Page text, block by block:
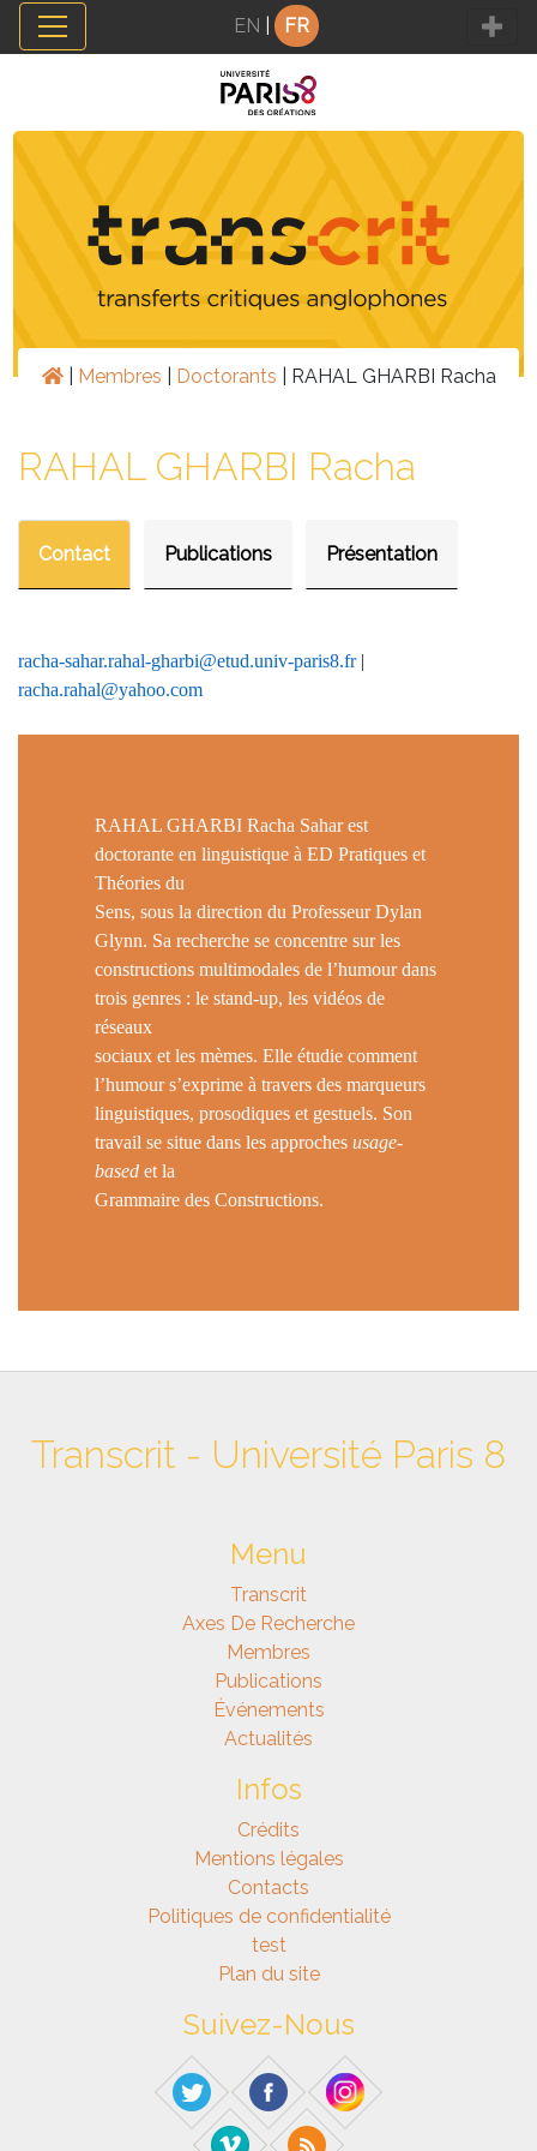
Panneau de gestion des cookies
EN FR
Membres Doctorants RAHAL GHARBI Racha
RAHAL GHARBI Racha
Contact Publications Présentation
racha-sahar.rahal-gharbi@etud.univ-paris8.fr
racha.rahal@yahoo.com
RAHAL GHARBI Racha Sahar est
doctorante en linguistique à ED Pratiques et
Théories du
Sens, sous la direction du Professeur Dylan
Glynn. Sa recherche se concentre sur les
constructions multimodales de l’humour dans
trois genres : le stand-up, les vidéos de
réseaux
sociaux et les mèmes. Elle étudie comment
l’humour s’exprime à travers des marqueurs
linguistiques, prosodiques et gestuels. Son
travail se situe dans les approches usage-
based et la
Grammaire des Constructions.
Transcrit - Université Paris 8
Menu
Transcrit
Axes De Recherche
Membres
Publications
Événements
Actualités
Infos
Crédits
Mentions légales
Contacts
Politiques de confidentialité
test
Plan du site
Suivez-Nous